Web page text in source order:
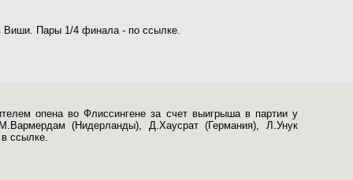
Виши. Пары 1/4 финала - по ссылке.
опена во Флиссингене за счет выигрыша в партии у
(Нидерланды), Д.Хаусрат (Германия), Л.Унук
ссылке.